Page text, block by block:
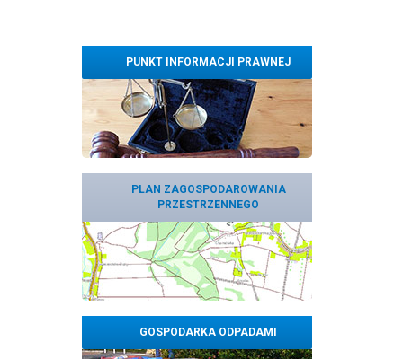
PUNKT INFORMACJI PRAWNEJ
PLAN ZAGOSPODAROWANIA
PRZESTRZENNEGO
GOSPODARKA ODPADAMI